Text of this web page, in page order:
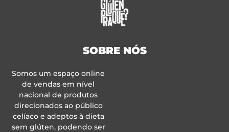
SOBRE NÓS
Somos um espaço online
de vendas em nível
nacional de produtos
direcionados ao público
celíaco e adeptos à dieta
sem glúten, podendo ser